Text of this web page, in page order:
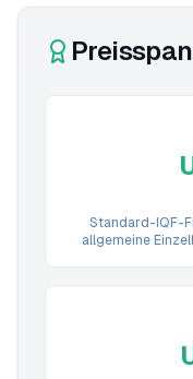
Standard-IQF-
allgemeine